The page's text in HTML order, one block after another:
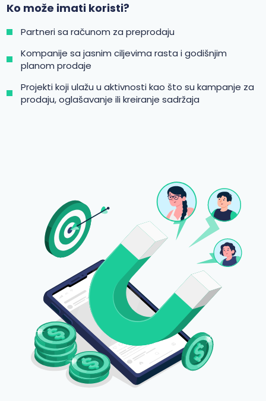
Ko može imati koristi?
Partneri sa računom za preprodaju
Kompanije sa jasnim ciljevima rasta i godišnjim
planom prodaje
Projekti koji ulažu u aktivnosti kao što su kampanje za
prodaju, oglašavanje ili kreiranje sadržaja